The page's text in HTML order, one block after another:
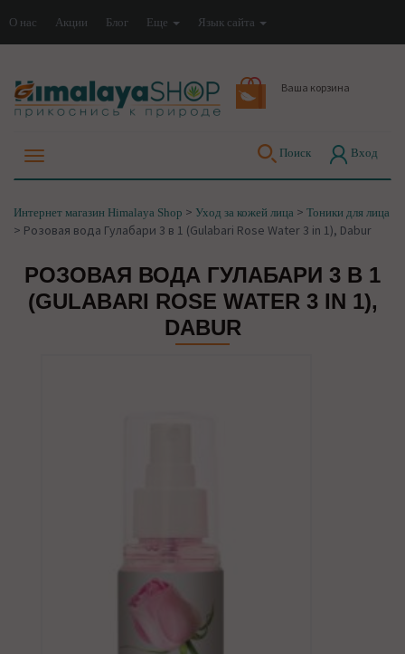
О нас Акции Блог Еще Язык сайта
Ваша корзина
Поиск Вход
Интернет магазин Himalaya Shop > Уход за кожей лица > Тоники для лица
> Розовая вода Гулабари 3 в 1 (Gulabari Rose Water 3 in 1), Dabur
РОЗОВАЯ ВОДА ГУЛАБАРИ 3 В 1
(GULABARI ROSE WATER 3 IN 1),
DABUR